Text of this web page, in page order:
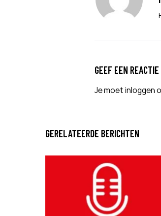
GEEF EEN REACTIE
Je moetinloggen
GERELATEERDE BERICHTEN